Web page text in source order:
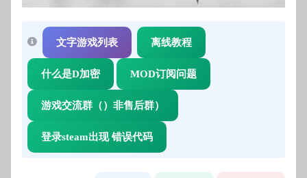
文字游戏列表 离线教程
什么是D加密 MOD订阅问题
游戏交流群（）非售后群）
登录steam出现 错误代码